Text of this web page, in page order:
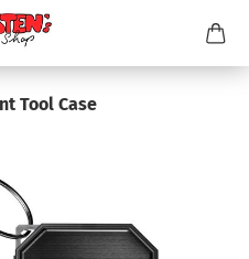
Tool Case